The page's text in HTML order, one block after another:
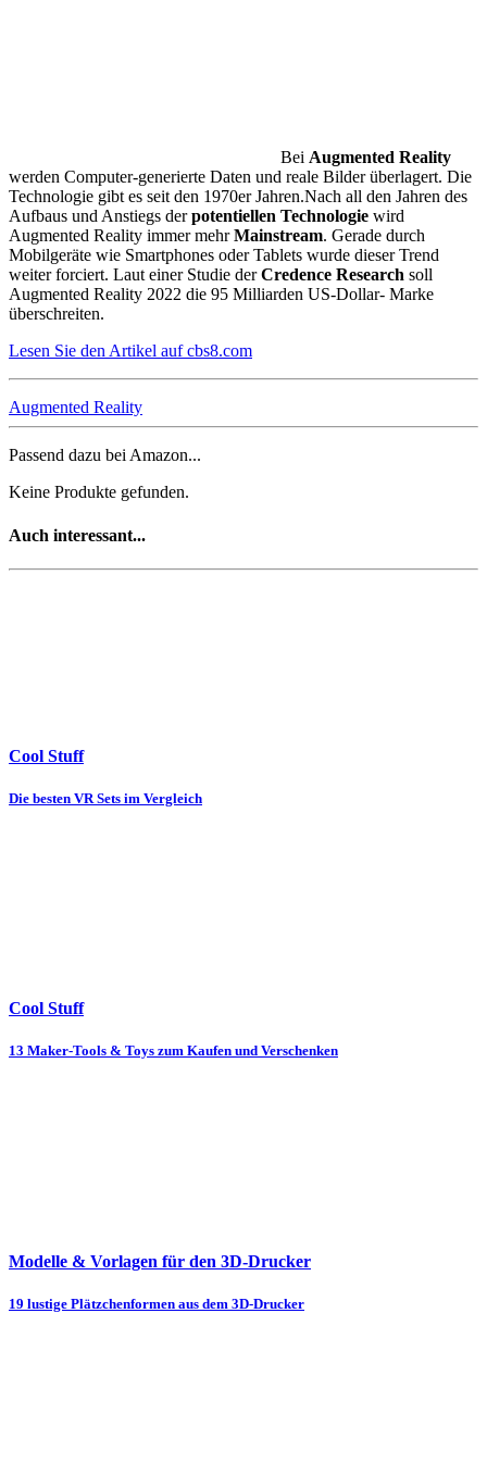
Bei Augmented Reality
werden Computer-generierte Daten und reale Bilder überlagert. Die
Technologie gibt es seit den 1970er Jahren.Nach all den Jahren des
Aufbaus und Anstiegs derpotentiellen Technologie wird
Augmented Reality immer mehrMainstream. Gerade durch
Mobilgeräte wie Smartphones oder Tablets wurde dieser Trend
weiter forciert. Laut einer Studie derCredence Research soll
Augmented Reality 2022 die 95 Milliarden US-Dollar- Marke
überschreiten.
Lesen Sie den Artikel auf cbs8.com
Augmented Reality
Passend dazu bei Amazon...
Keine Produkte gefunden.
Auch interessant...
Cool Stuff
Die besten VR Sets im Vergleich
Cool Stuff
13 Maker-Tools & Toys zum Kaufen und Verschenken
Modelle & Vorlagen für den 3D-Drucker
19 lustige Plätzchenformen aus dem 3D-Drucker